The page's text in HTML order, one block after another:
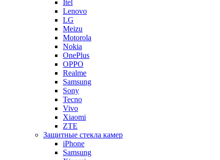
Itel
Lenovo
LG
Meizu
Motorola
Nokia
OnePlus
OPPO
Realme
Samsung
Sony
Tecno
Vivo
Xiaomi
ZTE
Защитные стекла камер
iPhone
Samsung